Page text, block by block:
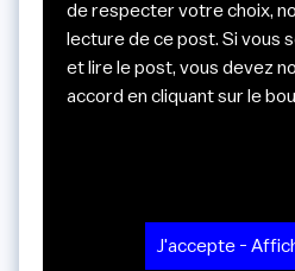
de respecter votre choix,
lecture de ce post. Si vous
et lire le post, vous devez
accord en cliquant sur le
J'accepte -